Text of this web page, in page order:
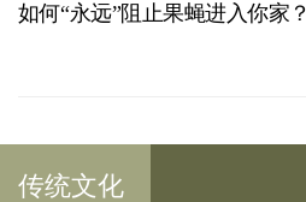
如何“永远”阻止果蝇进入你家？
传统文化